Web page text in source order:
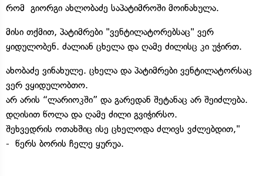
რომ გიორგი ახლობაძე საპატიმროში მოინახულა.
მისი თქმით, პატიმრები "ვენტილატორებსაც" ვერ
ყიდულობენ. ძალიან ცხელა და ღამე ძილისც კი უჭირთ.
ახობაძე ვინახულე. ცხელა და პატიმრები ვენტილატორსაც
ვერ ვყიდულობთო.
არ არის “ლარიოკში” და გარედან შეტანაც არ შეიძლება.
დღისით წოლა და ღამე ძილი გვიჭირსო.
შეხვედრის ოთახშიც ისე ცხელოდა ძლივს ვძლებდით,"
- წერს ბორის ჩელე ყურუა.